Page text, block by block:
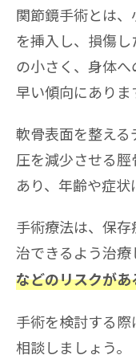
関節鏡手術とは
を挿入し、損傷
の小さく、身体
早い傾向にありま
軟骨表面を整え
圧を減少させる
あり、年齢や症状
手術療法は、保
治できるよう治療
などのリスクが
手術を検討する
相談しましょう。